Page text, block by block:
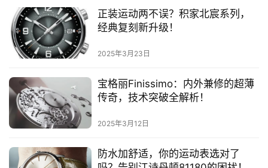
正装运动两不误？积家北宸系列，
经典复刻新升级！
2025年3月23日
宝格丽Finissimo：内外兼修的超薄
传奇，技术突破全解析！
2025年3月12日
防水加舒适，你的运动表选对了